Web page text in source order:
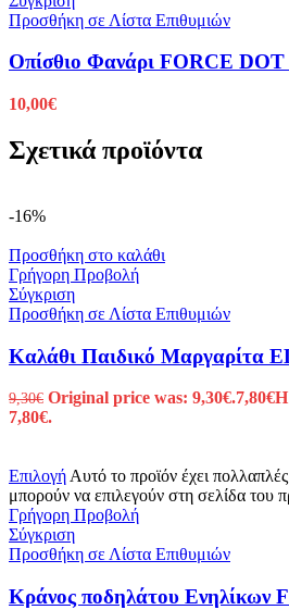
Προσθήκη σε Λίστα Επιθυμιών
Οπίσθιο Φανάρι FORCE
10,00€
Σχετικά προϊόντα
-16%
Προσθήκη στο καλάθι
Γρήγορη Προβολή
Σύγκριση
Προσθήκη σε Λίστα Επιθυμιών
Καλάθι Παιδικό Μαργαρίτα
9,30€ Original price was: 9,30€.7,80€Η
7,80€.
ΕπιλογήΑυτό το προϊόν έχει
μπορούν να επιλεγούν στη σελίδα του
Γρήγορη Προβολή
Σύγκριση
Προσθήκη σε Λίστα Επιθυμιών
Κράνος ποδηλάτου Ενηλίκων